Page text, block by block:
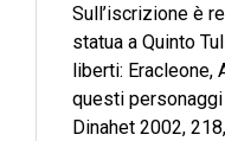
Sull’iscrizione è
statua a Quinto
liberti:
questi
Dinahet 2002, 218,